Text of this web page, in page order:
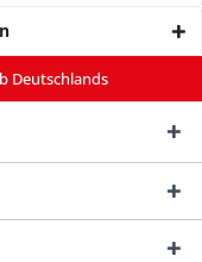
Deutschlands